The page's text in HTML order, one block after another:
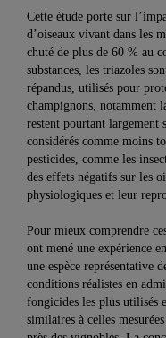
Cette étude porte sur
d’oiseaux vivant dans les
chuté de plus de 60 % au
substances, les triazoles
répandus, utilisés pour
champignons, notamment
restent pourtant largement
considérés comme moins
pesticides, comme les
des effets négatifs sur les
physiologiques et leur
Pour mieux comprendre
ont mené une expérience
une espèce représentative
conditions réalistes en
fongicides les plus utilisés
similaires à celles